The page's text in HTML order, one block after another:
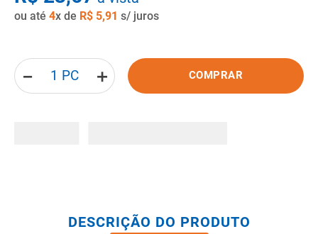
ou até 4x de R$ 5,91 s/ juros
＋
－ COMPRAR
DESCRIÇÃO DO PRODUTO
8º pisos
vaso sanitario caixa acoplada